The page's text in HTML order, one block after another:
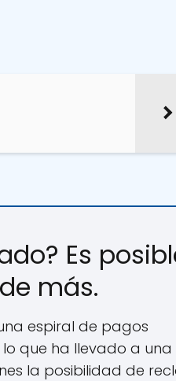
Es
más.
espiral de pagos
que ha llevado a una
la posibilidad de